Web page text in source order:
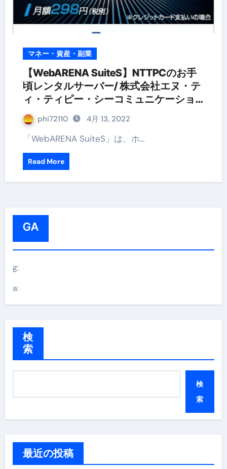
マネー・資産・副業
【WebARENA SuiteS】NTTPCのお手
頃レンタルサーバー/ 株式会社エヌ・テ
ィ・ティピー・シーコミュニケーショ
ンズ
phi72110 4月 13, 2022
「WebARENA SuiteS」は、ホ…
Read More
GA
g:
a:
検
索
検
索
最近の投稿